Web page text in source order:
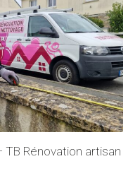
Rénovation artisan